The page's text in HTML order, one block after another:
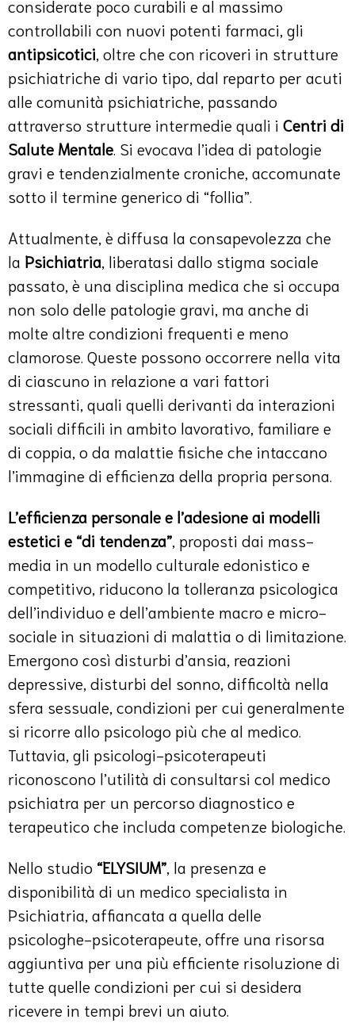
considerate poco curabili e al massimo
controllabili con nuovi potenti farmaci, gli
antipsicotici, oltre che con ricoveri in strutture
psichiatriche di vario tipo, dal reparto per acuti
alle comunità psichiatriche, passando
attraverso strutture intermedie quali i Centri di
Salute Mentale. Si evocava l’idea di patologie
gravi e tendenzialmente croniche, accomunate
sotto il termine generico di “follia”.
Attualmente, è diffusa la consapevolezza che
la Psichiatria, liberatasi dallo stigma sociale
passato, è una disciplina medica che si occupa
non solo delle patologie gravi, ma anche di
molte altre condizioni frequenti e meno
clamorose. Queste possono occorrere nella vita
di ciascuno in relazione a vari fattori
stressanti, quali quelli derivanti da interazioni
sociali difficili in ambito lavorativo, familiare e
di coppia, o da malattie fisiche che intaccano
l’immagine di efficienza della propria persona.
L’efficienza personale e l’adesione ai modelli
estetici e “di tendenza”, proposti dai mass-
media in un modello culturale edonistico e
competitivo, riducono la tolleranza psicologica
dell’individuo e dell’ambiente macro e micro-
sociale in situazioni di malattia o di limitazione.
Emergono così disturbi d’ansia, reazioni
depressive, disturbi del sonno, difficoltà nella
sfera sessuale, condizioni per cui generalmente
si ricorre allo psicologo più che al medico.
Tuttavia, gli psicologi-psicoterapeuti
riconoscono l’utilità di consultarsi col medico
psichiatra per un percorso diagnostico e
terapeutico che includa competenze biologiche.
Nello studio “ELYSIUM”, la presenza e
disponibilità di un medico specialista in
Psichiatria, affiancata a quella delle
psicologhe-psicoterapeute, offre una risorsa
aggiuntiva per una più efficiente risoluzione di
tutte quelle condizioni per cui si desidera
ricevere in tempi brevi un aiuto.